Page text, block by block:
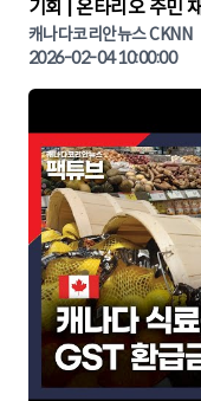
기회 | 온타리오 주민
린 캐나다뉴스 |
캐나다코리안뉴스 CKNN
2026-02-04 10:00:00